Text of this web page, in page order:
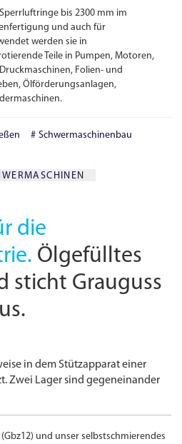
bis 2300 mm im
und auch für
werden sie in
Teile in Pumpen, Motoren,
Folien- und
Ölförderungsanlagen,
Schwermaschinenbau
die
Ölgefülltes
sticht Grauguss
in dem Stützapparat einer
Zwei Lager sind gegeneinander
und unser selbstschmierendes